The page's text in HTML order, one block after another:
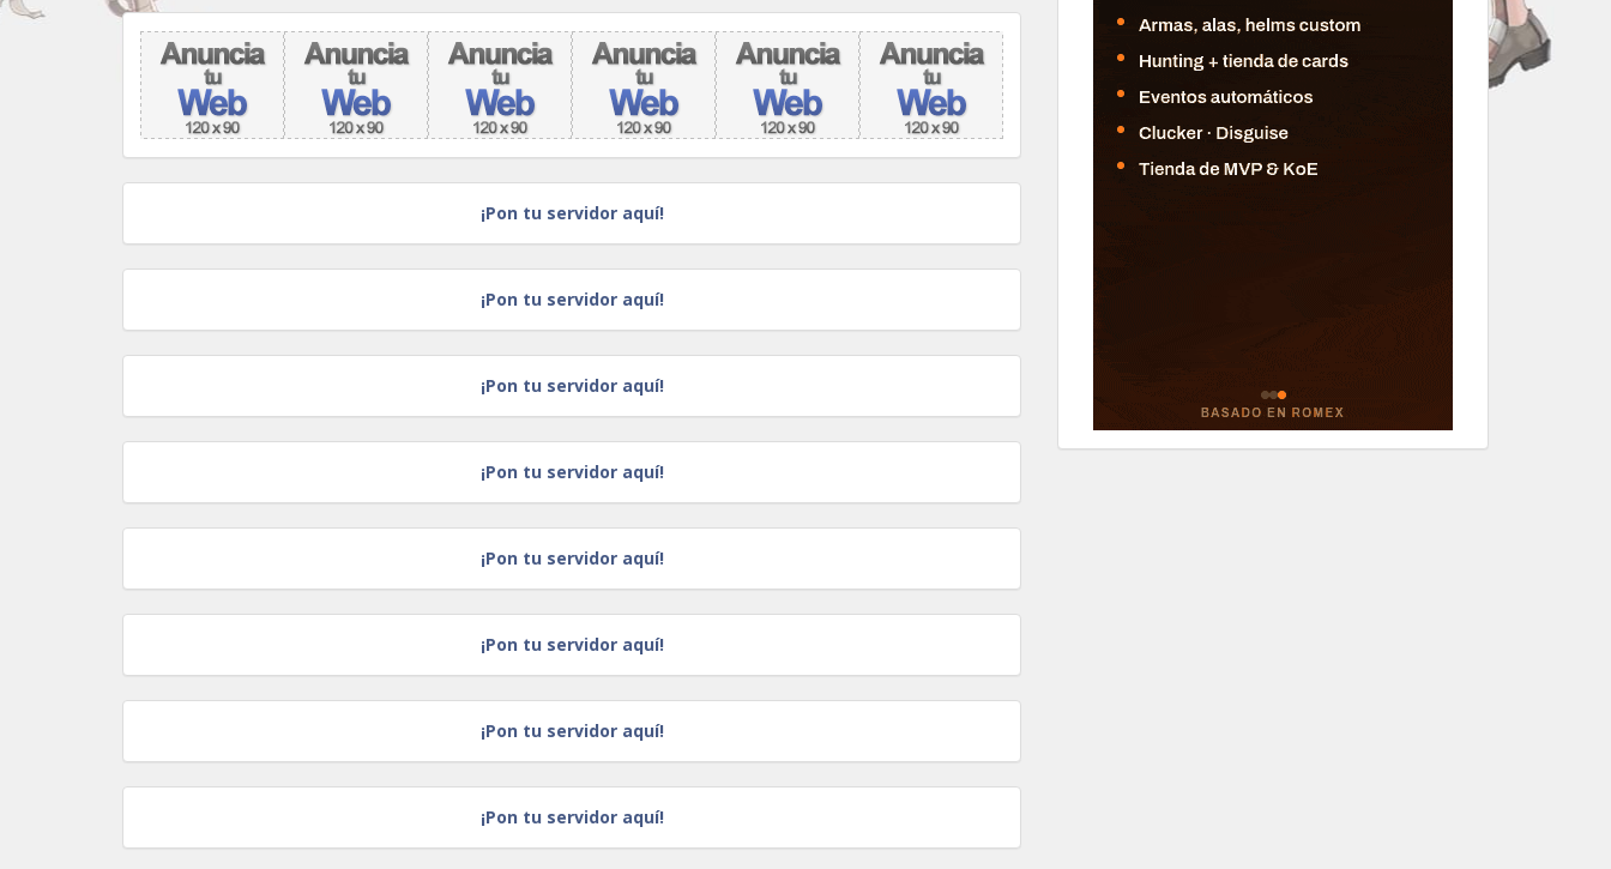
¡Pon tu servidor aquí!
¡Pon tu servidor aquí!
¡Pon tu servidor aquí!
¡Pon tu servidor aquí!
¡Pon tu servidor aquí!
¡Pon tu servidor aquí!
¡Pon tu servidor aquí!
¡Pon tu servidor aquí!